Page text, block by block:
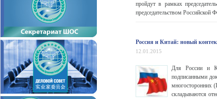
пройдут в рамках
председательством
Россия и Китай: новый
12.01.2015
Для России и
подписанными
многосторонних
складываются